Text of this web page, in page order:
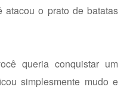
atacou o prato de batatas
queria conquistar um
simplesmente mudo e